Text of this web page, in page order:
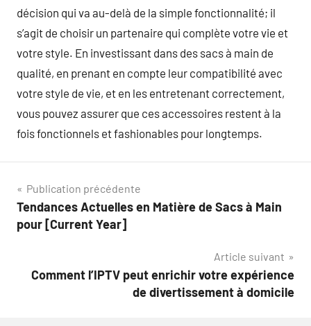
décision qui va au-delà de la simple fonctionnalité; il
s’agit de choisir un partenaire qui complète votre vie et
votre style. En investissant dans des sacs à main de
qualité, en prenant en compte leur compatibilité avec
votre style de vie, et en les entretenant correctement,
vous pouvez assurer que ces accessoires restent à la
fois fonctionnels et fashionables pour longtemps.
Navigation
de
Publication précédente
Tendances Actuelles en Matière de Sacs à Main
pour [Current Year]
Article suivant
Comment l’IPTV peut enrichir votre expérience
de divertissement à domicile